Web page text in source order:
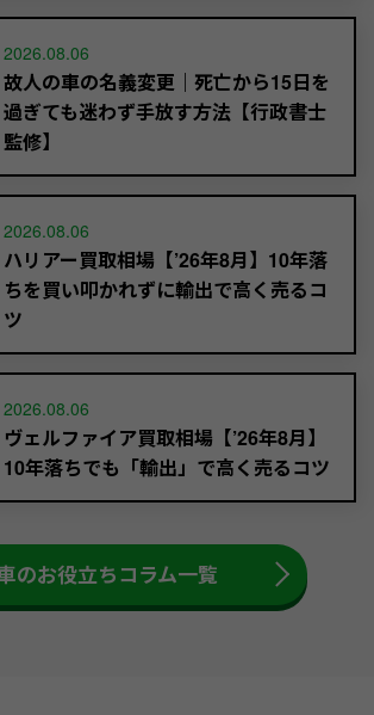
2026.08.06
故人の車の名義変更｜死亡から15日を
過ぎても迷わず手放す方法【行政書士
監修】
2026.08.06
ハリアー買取相場【’26年8月】10年落
ちを買い叩かれずに輸出で高く売るコ
ツ
2026.08.06
ヴェルファイア買取相場【’26年8月】
10年落ちでも「輸出」で高く売るコツ
のお役立ちコラム一覧